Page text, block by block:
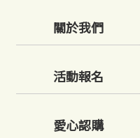
關於我們
活動報名
愛心認購